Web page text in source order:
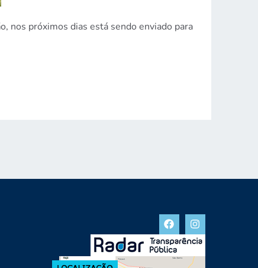
nos próximos dias está sendo enviado para